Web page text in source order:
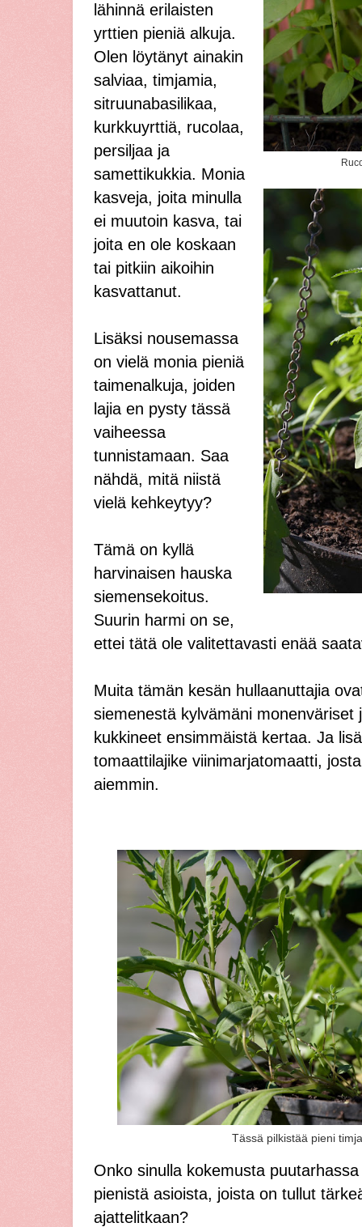
lähinnä erilaisten
yrttien pieniä alkuja.
Olen löytänyt ainakin
salviaa, timjamia,
sitruunabasilikaa,
kurkkuyrttiä, rucolaa,
persiljaa ja
samettikukkia. Monia
kasveja, joita minulla
ei muutoin kasva, tai
joita en ole koskaan
tai pitkiin aikoihin
kasvattanut.
Lisäksi nousemassa
on vielä monia pieniä
taimenalkuja, joiden
lajia en pysty tässä
vaiheessa
tunnistamaan. Saa
nähdä, mitä niistä
vielä kehkeytyy?
Tämä on kyllä
harvinaisen hauska
siemensekoitus.
Suurin harmi on se,
ettei tätä ole valitettavasti enää
Muita tämän kesän hullaanuttajia
siemenestä kylvämäni monenväriset
kukkineet ensimmäistä kertaa. Ja
tomaattilajike viinimarjatomaatti,
aiemmin.
Tässä pilkistää pieni
Onko sinulla kokemusta
pienistä asioista, joista on tullut
ajattelitkaan?